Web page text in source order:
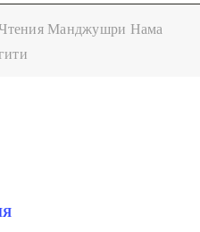
Манджушри Нама